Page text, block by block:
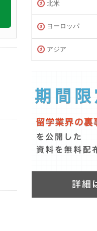
北米
ヨーロッパ
アジア